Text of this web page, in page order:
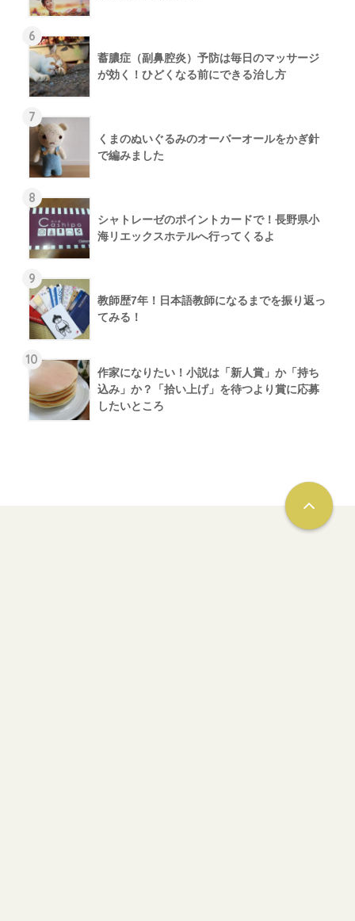
6
蓄膿症（副鼻腔炎）予防は毎日のマッサージ
が効く！ひどくなる前にできる治し方
7
くまのぬいぐるみのオーバーオールをかぎ針
で編みました
8
シャトレーゼのポイントカードで！長野県小
海リエックスホテルへ行ってくるよ
9
教師歴7年！日本語教師になるまでを振り返っ
てみる！
10
作家になりたい！小説は「新人賞」か「持ち
込み」か？「拾い上げ」を待つより賞に応募
したいところ